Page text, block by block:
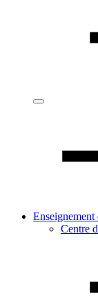
Enseignement
Centre